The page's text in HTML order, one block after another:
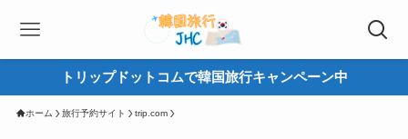
トリップドットコムで韓国旅行キャンペーン中
ホーム 旅行予約サイト trip.com